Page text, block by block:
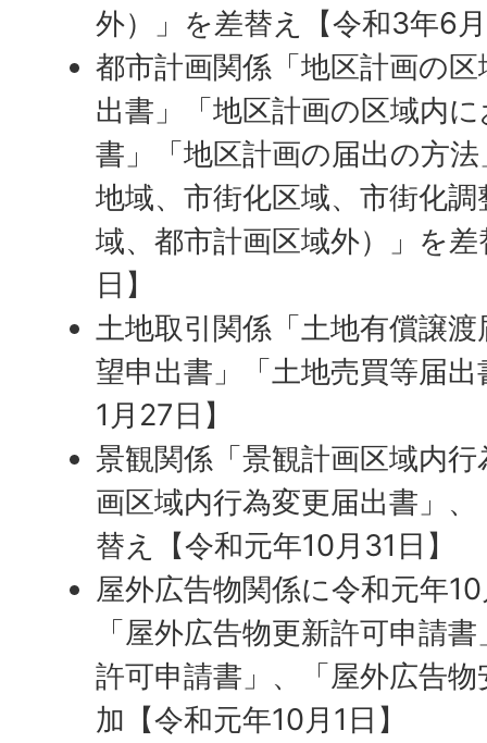
外）」を差替え【令和3年6
都市計画関係「地区計画の
出書」「地区計画の区域内
書」「地区計画の届出の方
地域、市街化区域、市街化
域、都市計画区域外）」を
日】
土地取引関係「土地有償譲
望申出書」「土地売買等届
1月27日】
景観関係「景観計画区域内
画区域内行為変更届出書」
替え【令和元年10月31日】
屋外広告物関係に令和元年
「屋外広告物更新許可申請
許可申請書」、「屋外広告
加【令和元年10月1日】